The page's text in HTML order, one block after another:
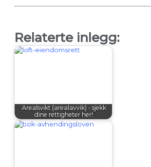
Relaterte inlegg:
Arealsvikt (arealavvik) - sjekk
dine rettigheter her!